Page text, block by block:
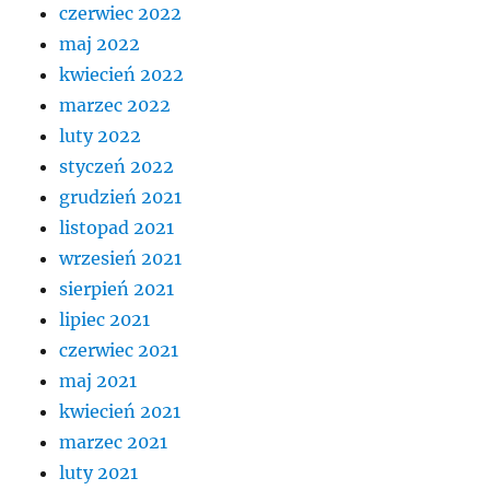
czerwiec 2022
maj 2022
kwiecień 2022
marzec 2022
luty 2022
styczeń 2022
grudzień 2021
listopad 2021
wrzesień 2021
sierpień 2021
lipiec 2021
czerwiec 2021
maj 2021
kwiecień 2021
marzec 2021
luty 2021